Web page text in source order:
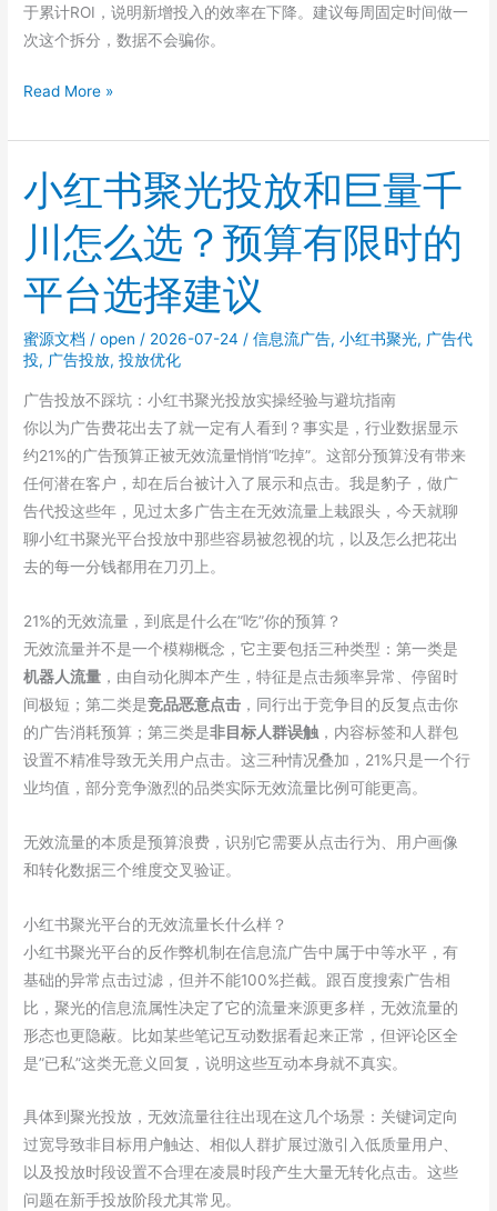
于累计ROI，说明新增投入的效率在下降。建议每周固定时间做一
次这个拆分，数据不会骗你。
聚
新
划
多
久
会
始
衰
减
不
同
行
业
衰
减
度
差
多
少
Read More »
小红书聚光投放和巨量千
川怎么选？预算有限时的
平台选择建议
蜜源文档 /open / 2026-07-24 /信息流广告,小红书聚光, 广告代
投, 广告投放,投放优化
广告投放不踩坑：小红书聚光投放实操经验与避坑指南
你以为广告费花出去了就一定有人看到？事实是，行业数据显示
约21%的广告预算正被无效流量悄悄”吃掉”。这部分预算没有带来
任何潜在客户，却在后台被计入了展示和点击。我是豹子，做广
告代投这些年，见过太多广告主在无效流量上栽跟头，今天就聊
聊小红书聚光平台投放中那些容易被忽视的坑，以及怎么把花出
去的每一分钱都用在刀刃上。
21%的无效流量，到底是什么在”吃”你的预算？
无效流量并不是一个模糊概念，它主要包括三种类型：第一类是
机器人流量 ，由自动化脚本产生，特征是点击频率异常、停留时
间极短；第二类是竞品恶意点击 ，同行出于竞争目的反复点击你
的广告消耗预算；第三类是非目标人群误触 ，内容标签和人群包
设置不精准导致无关用户点击。这三种情况叠加，21%只是一个行
业均值，部分竞争激烈的品类实际无效流量比例可能更高。
无效流量的本质是预算浪费，识别它需要从点击行为、用户画像
和转化数据三个维度交叉验证。
小红书聚光平台的无效流量长什么样？
小红书聚光平台的反作弊机制在信息流广告中属于中等水平，有
基础的异常点击过滤，但并不能100%拦截。跟百度搜索广告相
比，聚光的信息流属性决定了它的流量来源更多样，无效流量的
形态也更隐蔽。比如某些笔记互动数据看起来正常，但评论区全
是”已私”这类无意义回复，说明这些互动本身就不真实。
具体到聚光投放，无效流量往往出现在这几个场景：关键词定向
过宽导致非目标用户触达、相似人群扩展过激引入低质量用户、
以及投放时段设置不合理在凌晨时段产生大量无转化点击。这些
问题在新手投放阶段尤其常见。